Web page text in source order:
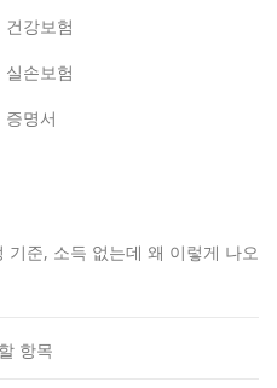
건강보험
실손보험
증명서
기준, 소득 없는데 왜 이렇게 나오
항목